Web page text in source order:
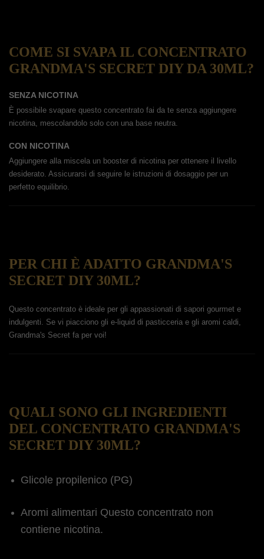
COME SI SVAPA IL CONCENTRATO
GRANDMA'S SECRET DIY DA 30ML?
SENZA NICOTINA
È possibile svapare questo concentrato fai da te senza aggiungere
nicotina, mescolandolo solo con una base neutra.
CON NICOTINA
Aggiungere alla miscela un booster di nicotina per ottenere il livello
desiderato. Assicurarsi di seguire le istruzioni di dosaggio per un
perfetto equilibrio.
PER CHI È ADATTO GRANDMA'S
SECRET DIY 30ML?
Questo concentrato è ideale per gli appassionati di sapori gourmet e
indulgenti. Se vi piacciono gli e-liquid di pasticceria e gli aromi caldi,
Grandma's Secret fa per voi!
QUALI SONO GLI INGREDIENTI
DEL CONCENTRATO GRANDMA'S
SECRET DIY 30ML?
Glicole propilenico (PG)
Aromi alimentari Questo concentrato non
contiene nicotina.